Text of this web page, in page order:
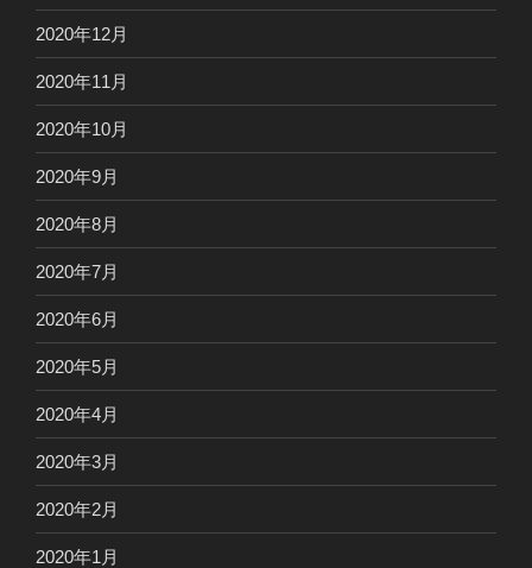
2020年12月
2020年11月
2020年10月
2020年9月
2020年8月
2020年7月
2020年6月
2020年5月
2020年4月
2020年3月
2020年2月
2020年1月